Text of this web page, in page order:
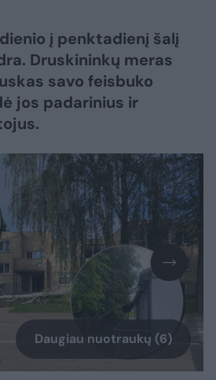
į penktadienį šalį
Druskininkų meras
savo feisbuko
jos padarinius ir
Daugiau nuotraukų (6)